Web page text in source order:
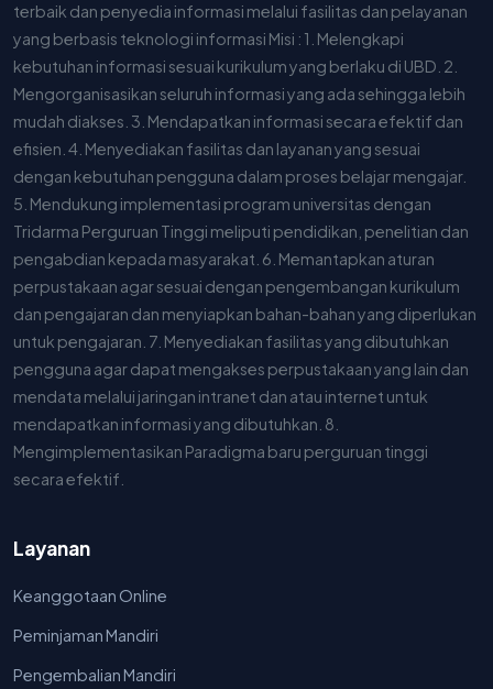
terbaik dan penyedia informasi melalui fasilitas dan pelayanan
yang berbasis teknologi informasi Misi : 1. Melengkapi
kebutuhan informasi sesuai kurikulum yang berlaku di UBD. 2.
Mengorganisasikan seluruh informasi yang ada sehingga lebih
mudah diakses. 3. Mendapatkan informasi secara efektif dan
efisien. 4. Menyediakan fasilitas dan layanan yang sesuai
dengan kebutuhan pengguna dalam proses belajar mengajar.
5. Mendukung implementasi program universitas dengan
Tridarma Perguruan Tinggi meliputi pendidikan, penelitian dan
pengabdian kepada masyarakat. 6. Memantapkan aturan
perpustakaan agar sesuai dengan pengembangan kurikulum
dan pengajaran dan menyiapkan bahan-bahan yang diperlukan
untuk pengajaran. 7. Menyediakan fasilitas yang dibutuhkan
pengguna agar dapat mengakses perpustakaan yang lain dan
mendata melalui jaringan intranet dan atau internet untuk
mendapatkan informasi yang dibutuhkan. 8.
Mengimplementasikan Paradigma baru perguruan tinggi
secara efektif.
Layanan
Keanggotaan Online
Peminjaman Mandiri
Pengembalian Mandiri